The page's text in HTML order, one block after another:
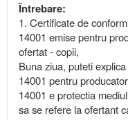
Întrebare:
1. Certificate de
14001 emise pentru
ofertat - copii,
Buna ziua, puteti
14001 pentru
14001 e protectia
sa se refere la ofertant